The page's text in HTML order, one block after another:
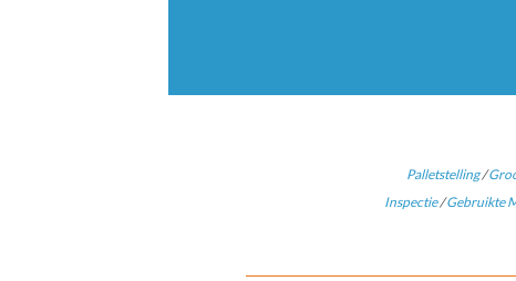
Palletstelling/
Inspectie/Gebruikte